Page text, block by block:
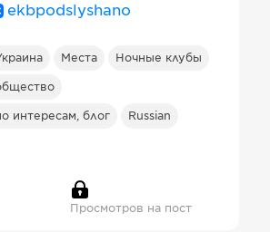
ekbpodslyshano
Места Ночные клубы
интересам, блог Russian
Просмотров на пост